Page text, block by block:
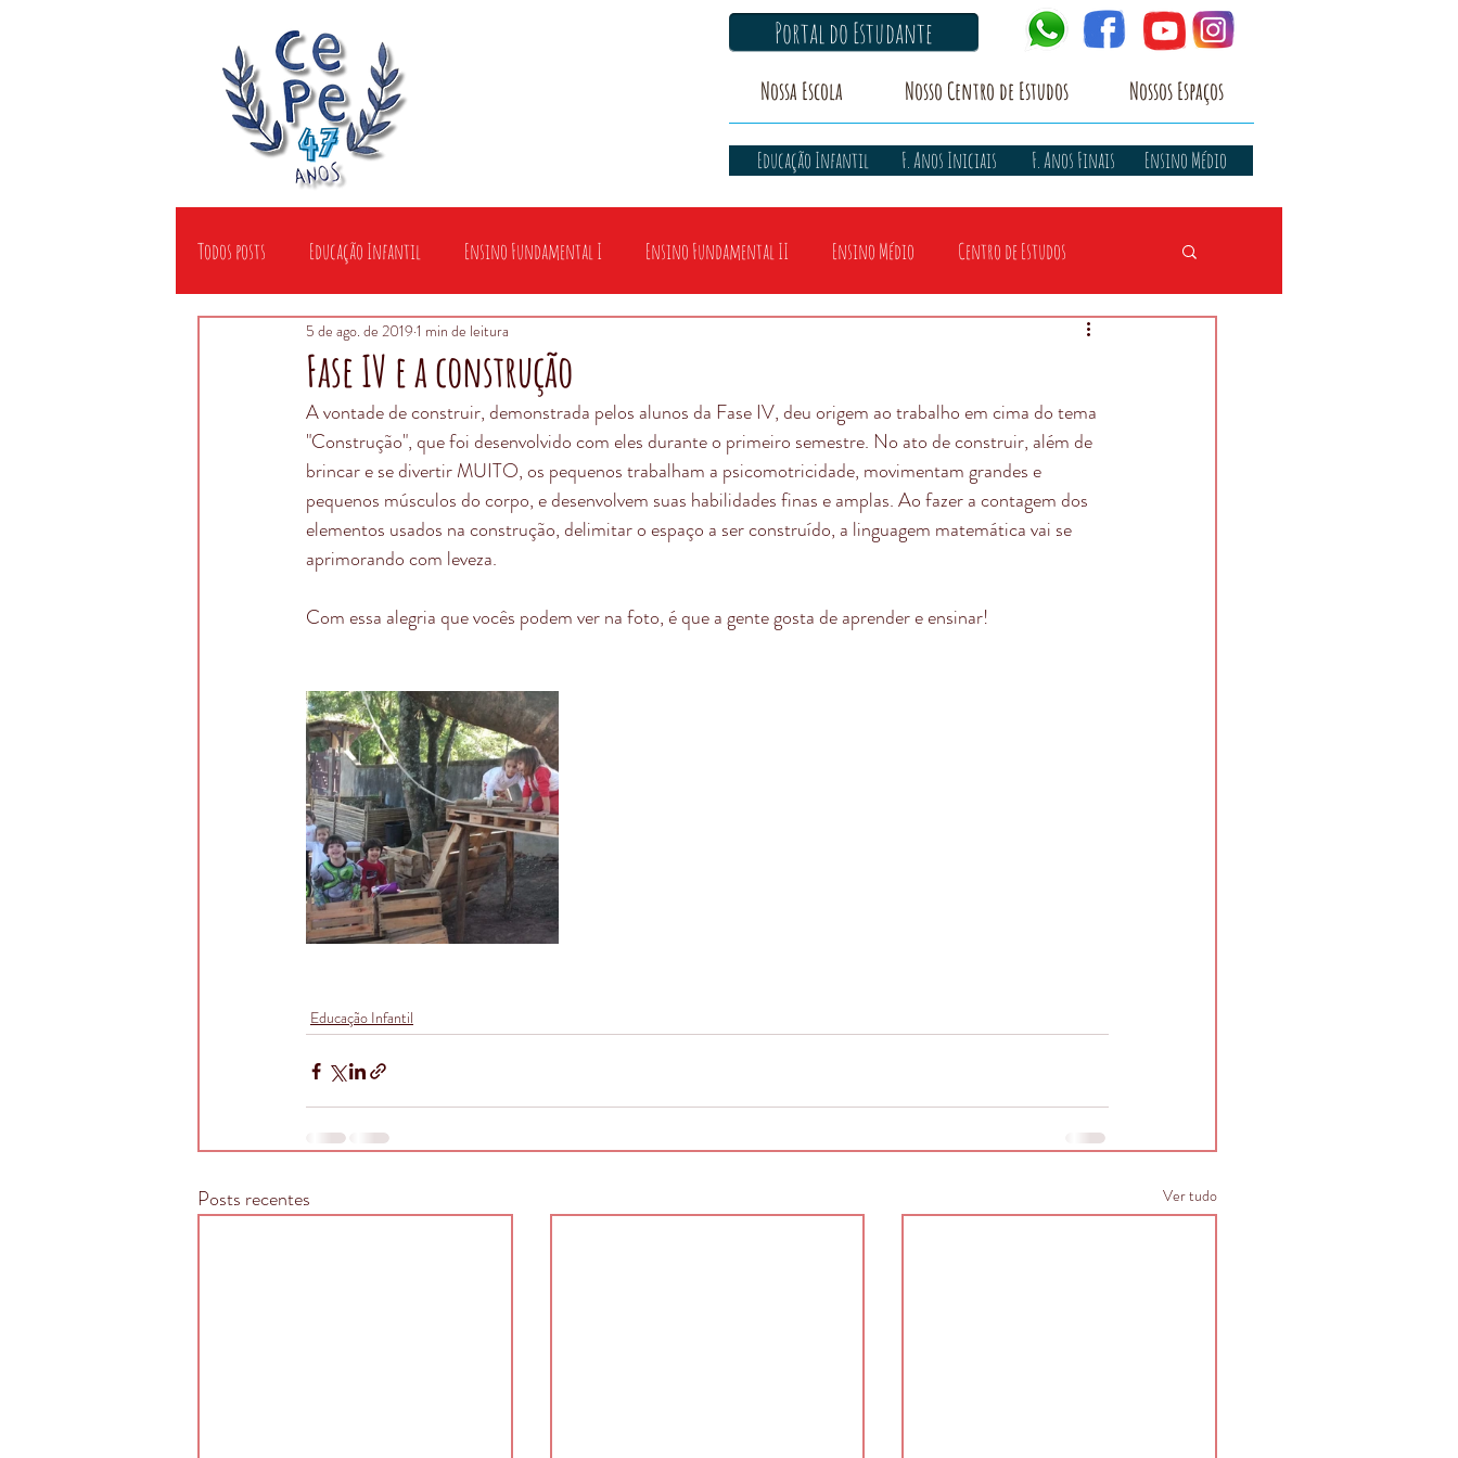
Portal do Estudante
Nossa Escola Nosso Centro de Estudos Nossos Espaços
F. Anos Finais
Educação Infantil F. Anos Iniciais Ensino Médio
Todos posts Educação Infantil Ensino Fundamental I Ensino Fundamental II Ensino Médio Centro de Estudos
Fase IV e a construção
5 de ago. de 2019 1 min de leitura
A vontade de construir, demonstrada pelos alunos da Fase IV, deu origem ao trabalho em cima do tema
"Construção", que foi desenvolvido com eles durante o primeiro semestre. No ato de construir, além de
brincar e se divertir MUITO, os pequenos trabalham a psicomotricidade, movimentam grandes e
pequenos músculos do corpo, e desenvolvem suas habilidades finas e amplas. Ao fazer a contagem dos
elementos usados na construção, delimitar o espaço a ser construído, a linguagem matemática vai se
aprimorando com leveza.
Com essa alegria que vocês podem ver na foto, é que a gente gosta de aprender e ensinar!
Educação Infantil
Posts recentes Ver tudo